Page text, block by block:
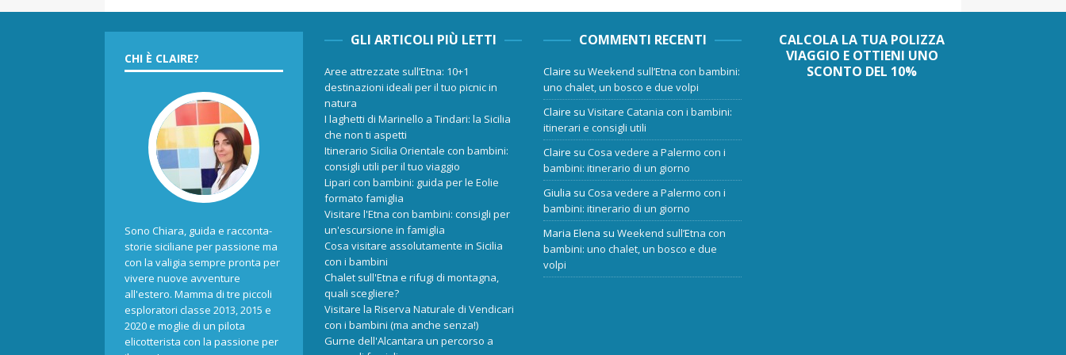
CHI È CLAIRE?
Sono Chiara, guida e racconta-
storie siciliane per passione ma
con la valigia sempre pronta per
vivere nuove avventure
all'estero. Mamma di tre piccoli
esploratori classe 2013, 2015 e
2020 e moglie di un pilota
elicotterista con la passione per
GLI ARTICOLI PIÙ LETTI
Aree attrezzate sull’Etna: 10+1
destinazioni ideali per il tuo picnic in
natura
I laghetti di Marinello a Tindari: la Sicilia
che non ti aspetti
Itinerario Sicilia Orientale con bambini:
consigli utili per il tuo viaggio
Lipari con bambini: guida per le Eolie
formato famiglia
Visitare l'Etna con bambini: consigli per
un'escursione in famiglia
Cosa visitare assolutamente in Sicilia
con i bambini
Chalet sull'Etna e rifugi di montagna,
quali scegliere?
Visitare la Riserva Naturale di Vendicari
con i bambini (ma anche senza!)
Gurne dell'Alcantara un percorso a
COMMENTI RECENTI
Claire suWeekend sull’Etna con bambini:
uno chalet, un bosco e due volpi
Claire suVisitare Catania con i bambini:
itinerari e consigli utili
Claire suCosa vedere a Palermo con i
bambini: itinerario di un giorno
Giulia suCosa vedere a Palermo con i
bambini: itinerario di un giorno
Maria Elena suWeekend sull’Etna con
bambini: uno chalet, un bosco e due
volpi
CALCOLA LA TUA POLIZZA
VIAGGIO E OTTIENI UNO
SCONTO DEL 10%